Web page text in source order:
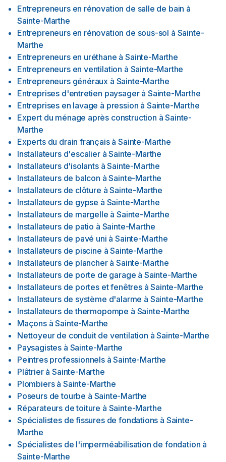
Entrepreneurs en rénovation de salle de bain à
Sainte-Marthe
Entrepreneurs en rénovation de sous-sol à Sainte-
Marthe
Entrepreneurs en uréthane à Sainte-Marthe
Entrepreneurs en ventilation à Sainte-Marthe
Entrepreneurs généraux à Sainte-Marthe
Entreprises d'entretien paysager à Sainte-Marthe
Entreprises en lavage à pression à Sainte-Marthe
Expert du ménage après construction à Sainte-
Marthe
Experts du drain français à Sainte-Marthe
Installateurs d'escalier à Sainte-Marthe
Installateurs d'isolants à Sainte-Marthe
Installateurs de balcon à Sainte-Marthe
Installateurs de clôture à Sainte-Marthe
Installateurs de gypse à Sainte-Marthe
Installateurs de margelle à Sainte-Marthe
Installateurs de patio à Sainte-Marthe
Installateurs de pavé uni à Sainte-Marthe
Installateurs de piscine à Sainte-Marthe
Installateurs de plancher à Sainte-Marthe
Installateurs de porte de garage à Sainte-Marthe
Installateurs de portes et fenêtres à Sainte-Marthe
Installateurs de système d'alarme à Sainte-Marthe
Installateurs de thermopompe à Sainte-Marthe
Maçons à Sainte-Marthe
Nettoyeur de conduit de ventilation à Sainte-Marthe
Paysagistes à Sainte-Marthe
Peintres professionnels à Sainte-Marthe
Plâtrier à Sainte-Marthe
Plombiers à Sainte-Marthe
Poseurs de tourbe à Sainte-Marthe
Réparateurs de toiture à Sainte-Marthe
Spécialistes de fissures de fondations à Sainte-
Marthe
Spécialistes de l'imperméabilisation de fondation à
Sainte-Marthe